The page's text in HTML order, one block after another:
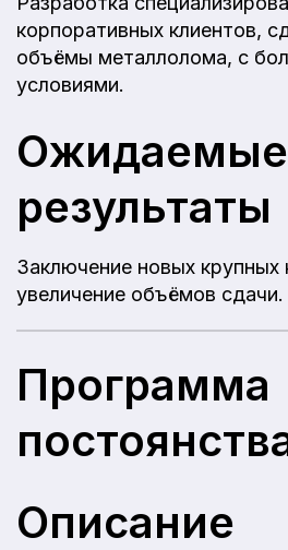
корпоративных клиентов,
объёмы металлолома, с
условиями.
Ожидаемые
результаты
Заключение новых крупных
увеличение объёмов сдачи.
Программа
Описание